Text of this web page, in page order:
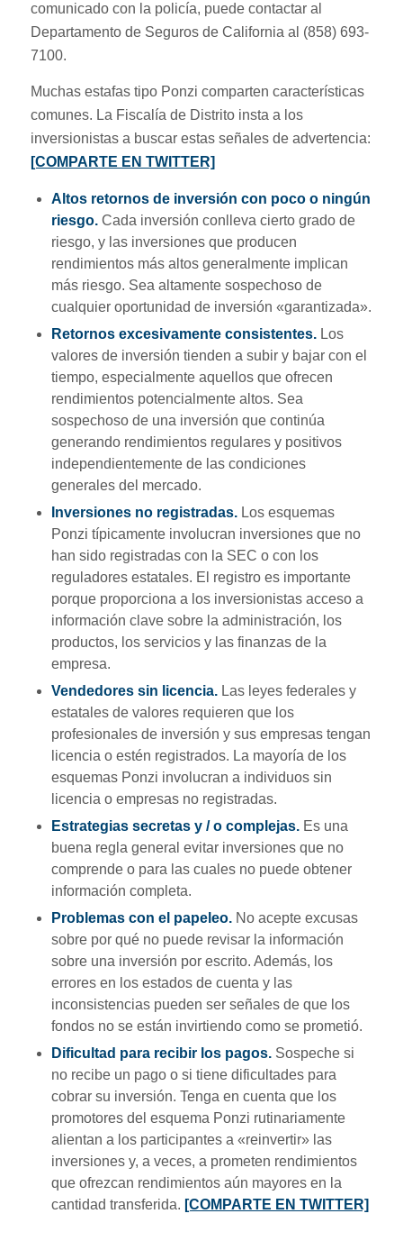
comunicado con la policía, puede contactar al
Departamento de Seguros de California al (858) 693-
7100.
Muchas estafas tipo Ponzi comparten características
comunes. La Fiscalía de Distrito insta a los
inversionistas a buscar estas señales de advertencia:
[COMPARTE EN TWITTER]
Altos retornos de inversión con poco o ningún
riesgo.Cada inversión conlleva cierto grado de
riesgo, y las inversiones que producen
rendimientos más altos generalmente implican
más riesgo. Sea altamente sospechoso de
cualquier oportunidad de inversión «garantizada».
Retornos excesivamente consistentes.Los
valores de inversión tienden a subir y bajar con el
tiempo, especialmente aquellos que ofrecen
rendimientos potencialmente altos. Sea
sospechoso de una inversión que continúa
generando rendimientos regulares y positivos
independientemente de las condiciones
generales del mercado.
Inversiones no registradas.Los esquemas
Ponzi típicamente involucran inversiones que no
han sido registradas con la SEC o con los
reguladores estatales. El registro es importante
porque proporciona a los inversionistas acceso a
información clave sobre la administración, los
productos, los servicios y las finanzas de la
empresa.
Vendedores sin licencia.Las leyes federales y
estatales de valores requieren que los
profesionales de inversión y sus empresas tengan
licencia o estén registrados. La mayoría de los
esquemas Ponzi involucran a individuos sin
licencia o empresas no registradas.
Estrategias secretas y / o complejas.Es una
buena regla general evitar inversiones que no
comprende o para las cuales no puede obtener
información completa.
Problemas con el papeleo.No acepte excusas
sobre por qué no puede revisar la información
sobre una inversión por escrito. Además, los
errores en los estados de cuenta y las
inconsistencias pueden ser señales de que los
fondos no se están invirtiendo como se prometió.
Dificultad para recibir los pagos.Sospeche si
no recibe un pago o si tiene dificultades para
cobrar su inversión. Tenga en cuenta que los
promotores del esquema Ponzi rutinariamente
alientan a los participantes a «reinvertir» las
inversiones y, a veces, a prometen rendimientos
que ofrezcan rendimientos aún mayores en la
cantidad transferida. [COMPARTE EN TWITTER]